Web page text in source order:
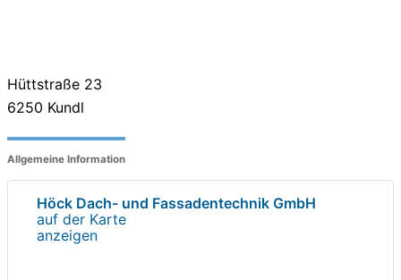
Hüttstraße 23
6250 Kundl
Allgemeine Information
Höck Dach- und Fassadentechnik GmbH
auf der Karte
anzeigen